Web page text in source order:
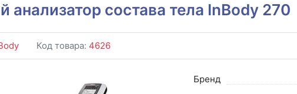
анализатор состава тела InBody 270
Код товара: 4626
Бренд